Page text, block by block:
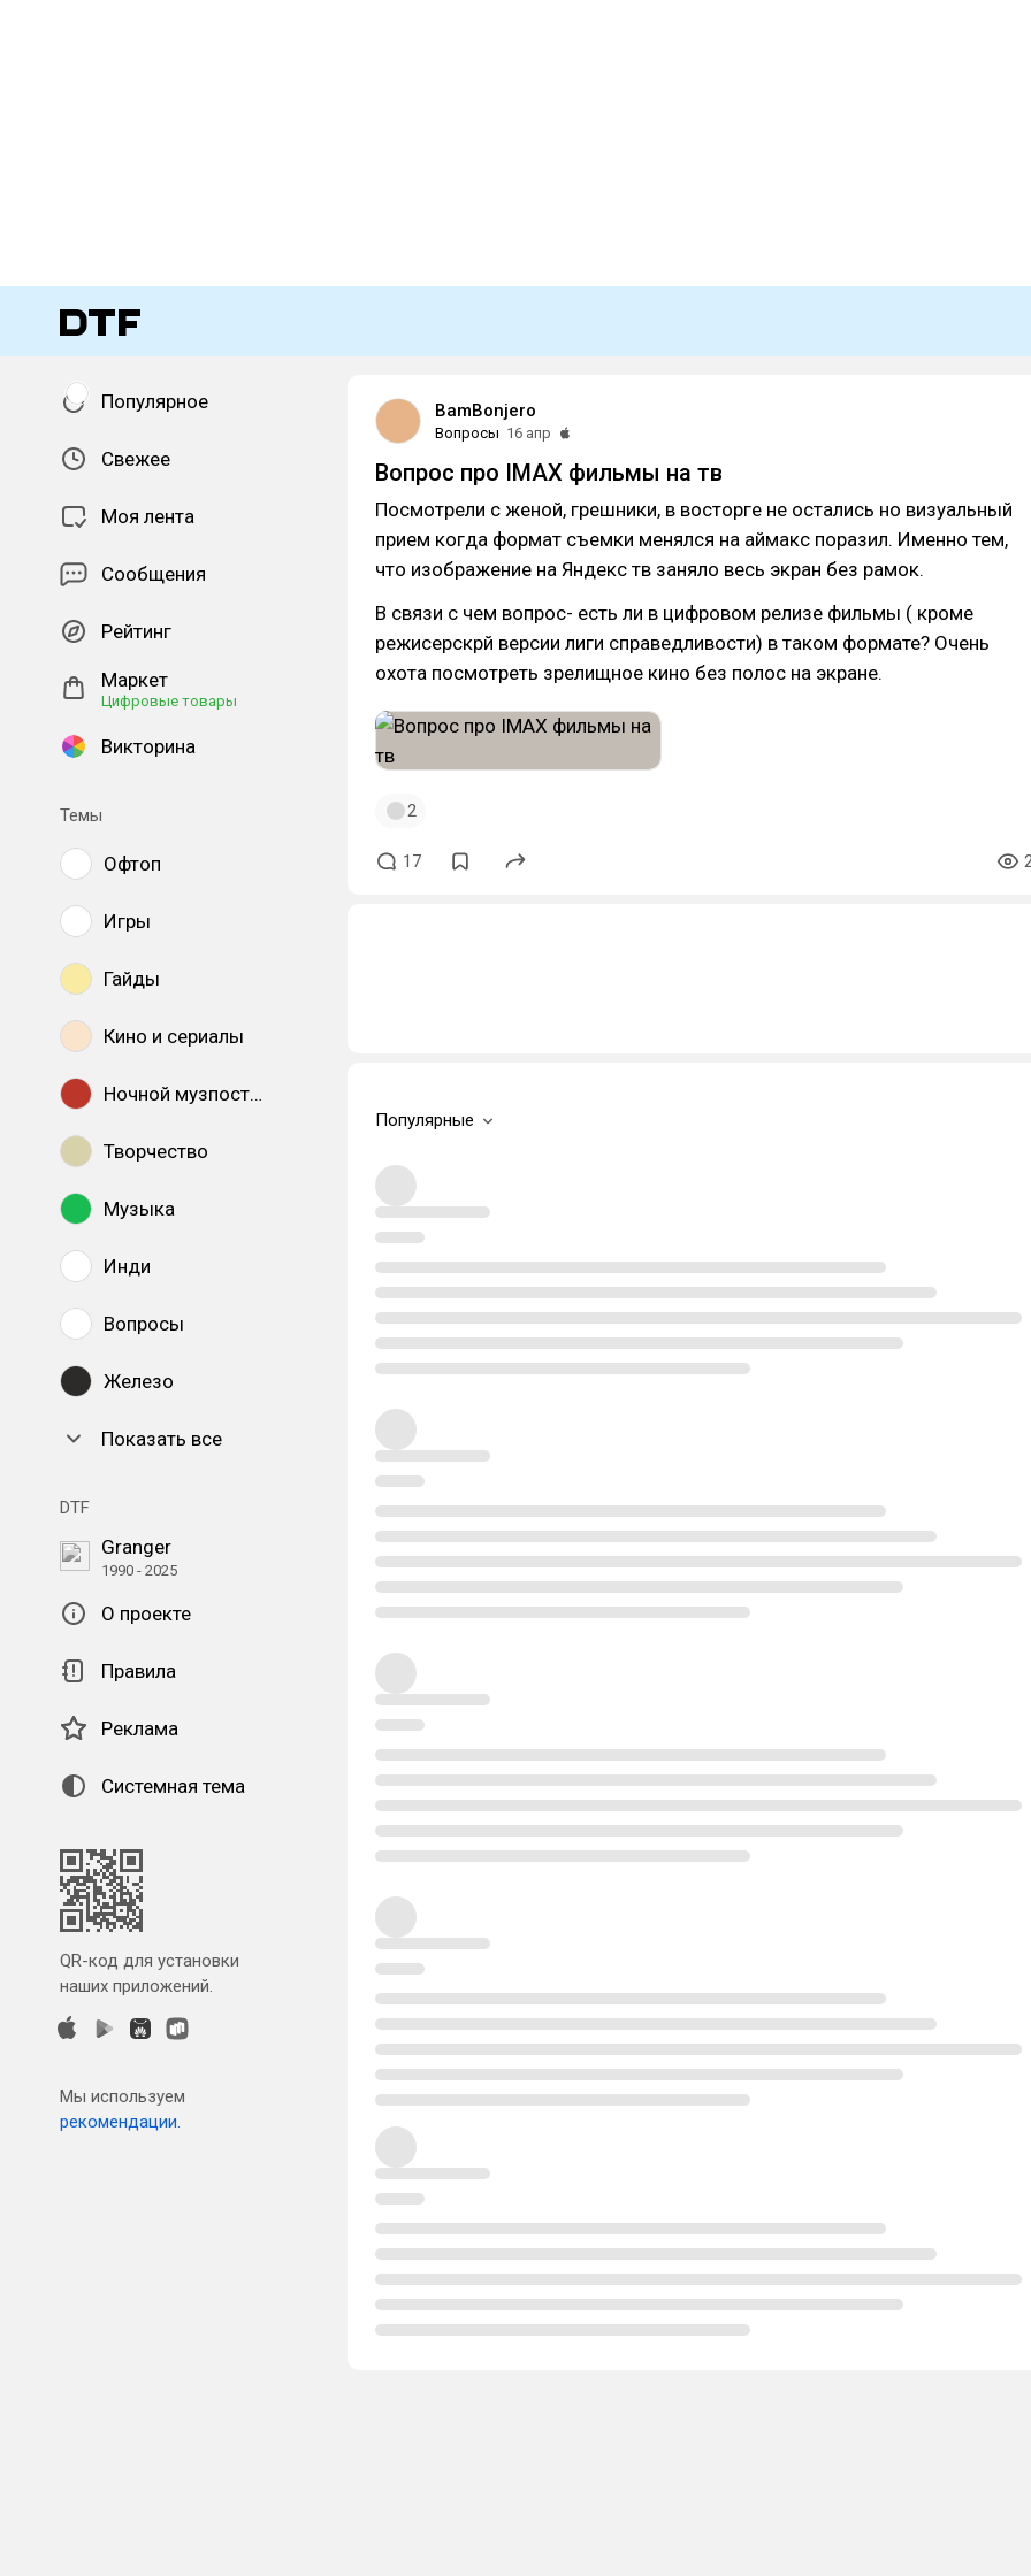
Популярное
Свежее
Моя лента
Сообщения
Рейтинг
Маркет
Цифровые товары
Викторина
Темы
Офтоп
Игры
Гайды
Кино и сериалы
Ночной музпостинг
Творчество
Музыка
Инди
Вопросы
Железо
Показать все
DTF
Granger
1990 - 2025
О проекте
Правила
Реклама
Системная тема
QR-код для установки
наших приложений.
Мы используем
рекомендации.
BamBonjero
Вопросы 16 апр
Вопрос про IMAX фильмы на тв
Посмотрели с женой, грешники, в восторге не остались но визуальный
прием когда формат съемки менялся на аймакс поразил. Именно тем,
что изображение на Яндекс тв заняло весь экран без рамок.
В связи с чем вопрос- есть ли в цифровом релизе фильмы ( кроме
режисерскрй версии лиги справедливости) в таком формате? Очень
охота посмотреть зрелищное кино без полос на экране.
2
17
Популярные